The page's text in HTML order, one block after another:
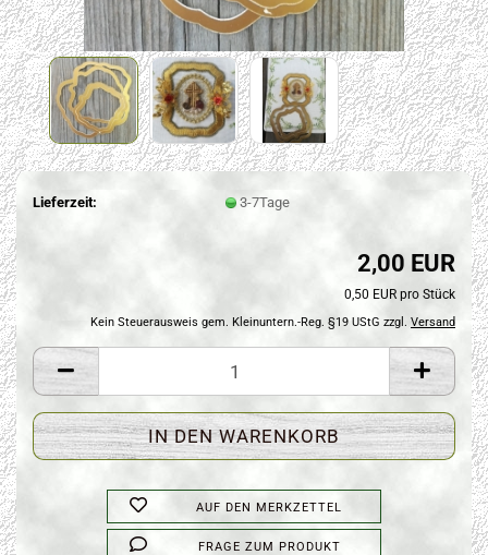
Lieferzeit: 3-7Tage
2,00 EUR
0,50 EUR pro Stück
Kein Steuerausweis gem. Kleinuntern.-Reg. §19 UStG zzgl. Versand
AUF DEN MERKZETTEL
FRAGE ZUM PRODUKT